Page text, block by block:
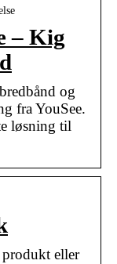
– Kig
og
fra YouSee.
løsning til
eller